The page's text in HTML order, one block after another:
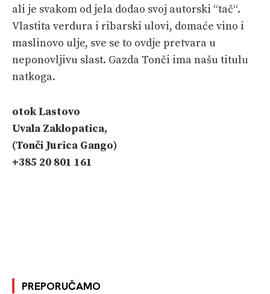
ali je svakom od jela dodao svoj autorski “tač“.
Vlastita verdura i ribarski ulovi, domaće vino i
maslinovo ulje, sve se to ovdje pretvara u
neponovljivu slast. Gazda Tonči ima našu titulu
natkoga.
otok Lastovo
Uvala Zaklopatica,
(Tonči Jurica Gango)
+385 20 801 161
PREPORUČAMO